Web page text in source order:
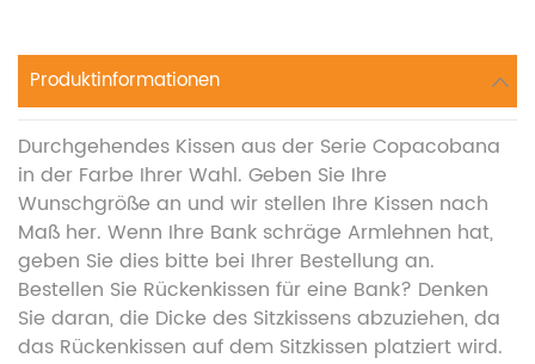
Produktinformationen
Durchgehendes Kissen aus der Serie Copacobana
in der Farbe Ihrer Wahl. Geben Sie Ihre
Wunschgröße an und wir stellen Ihre Kissen nach
Maß her. Wenn Ihre Bank schräge Armlehnen hat,
geben Sie dies bitte bei Ihrer Bestellung an.
Bestellen Sie Rückenkissen für eine Bank? Denken
Sie daran, die Dicke des Sitzkissens abzuziehen, da
das Rückenkissen auf dem Sitzkissen platziert wird.